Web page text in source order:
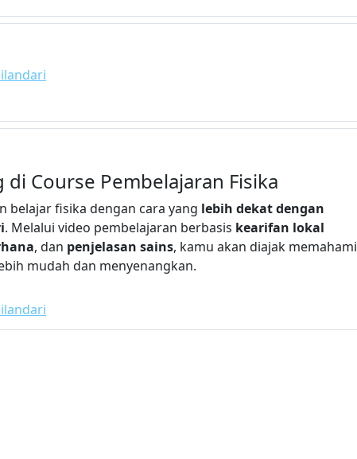
di Course Pembelajaran Fisika
belajar fisika dengan cara yang lebih dekat dengan
. Melalui video pembelajaran berbasis kearifan lokal
, dan penjelasan sains, kamu akan diajak memahami
mudah dan menyenangkan.